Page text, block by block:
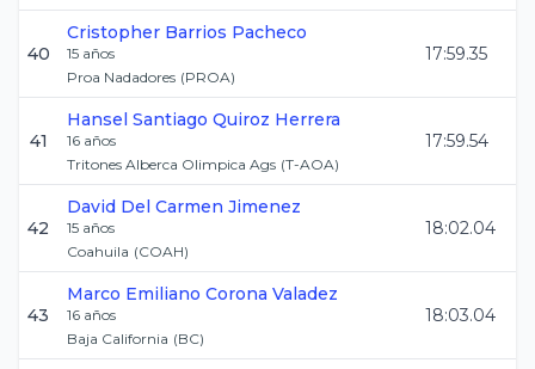
40
Cristopher Barrios Pacheco
15 años
Proa Nadadores (PROA)
17:59.35
41
Hansel Santiago Quiroz Herrera
16 años
Tritones Alberca Olimpica Ags (T-AOA)
17:59.54
42
David Del Carmen Jimenez
15 años
Coahuila (COAH)
18:02.04
43
Marco Emiliano Corona Valadez
16 años
Baja California (BC)
18:03.04